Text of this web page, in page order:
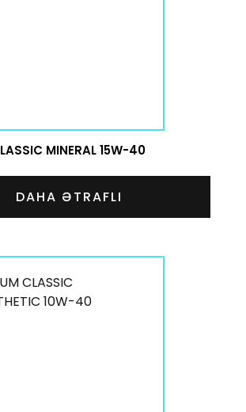
MINERAL 15W-40
DAHA ƏTRAFLI